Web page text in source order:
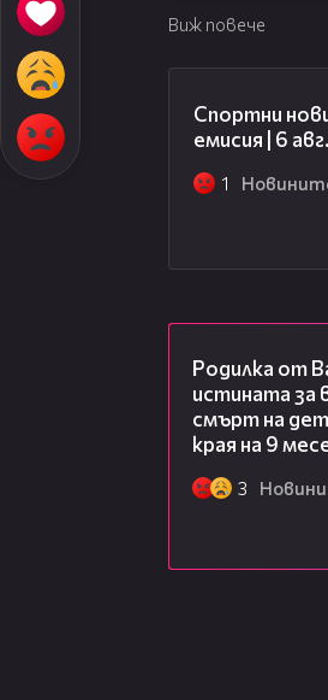
Виж повече
Спортни
емисия | 6
1
Родилка от
истината за
смърт на
края на 9
3